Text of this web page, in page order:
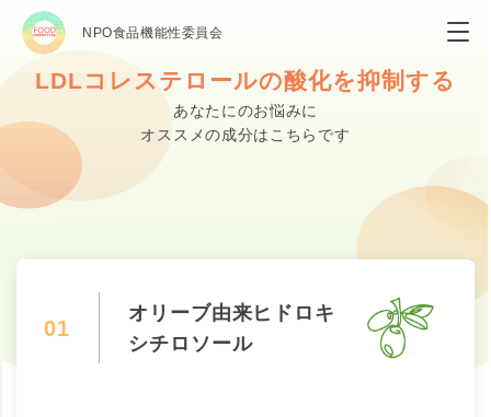
NPO食品機能性委員会
LDLコレステロールの酸化を抑制する
あなたにのお悩みに
オススメの成分はこちらです
01
オリーブ由来ヒドロキ
シチロソール